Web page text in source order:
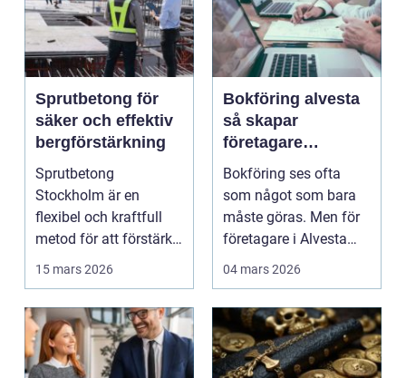
Sprutbetong för
säker och effektiv
bergförstärkning
Sprutbetong
Stockholm är en
flexibel och kraftfull
metod för att förstärka
berg,...
15 mars 2026
Bokföring alvesta
så skapar
företagare
trygghet och
kontroll i vardagen
Bokföring ses ofta
som något som bara
måste göras. Men för
företagare i Alvesta
kan en genomtänkt
04 mars 2026